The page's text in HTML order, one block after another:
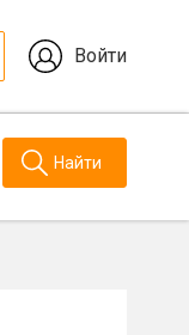
Войти
Найти